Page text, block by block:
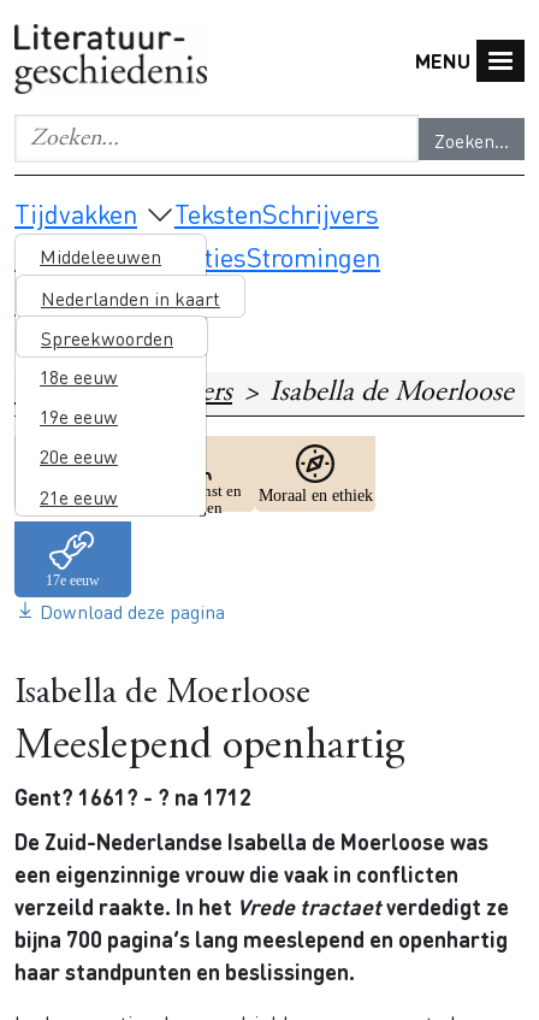
MENU
Zoeken...
Geef de woorden op waar je naar wilt zoeken.
Main navigation
Tijdvakken
Middeleeuwen
Nederlanden in kaart
16e eeuw
Spreekwoorden
17e eeuw
18e eeuw
19e eeuw
20e eeuw
21e eeuw
TekstenSchrijvers
Thema's & selectiesStromingen
Lesmateriaal
Home Schrijvers Isabella de Moerloose
Image
Gender en
identiteit
Godsdienst en
heiligen
Image
Moraal en ethiek
Download deze pagina
Isabella de Moerloose
Meeslepend openhartig
Gent? 1661? - ? na 1712
De Zuid-Nederlandse Isabella de Moerloose was
een eigenzinnige vrouw die vaak in conflicten
verzeild raakte. In het Vrede tractaetverdedigt ze
bijna 700 pagina’s lang meeslepend en openhartig
haar standpunten en beslissingen.